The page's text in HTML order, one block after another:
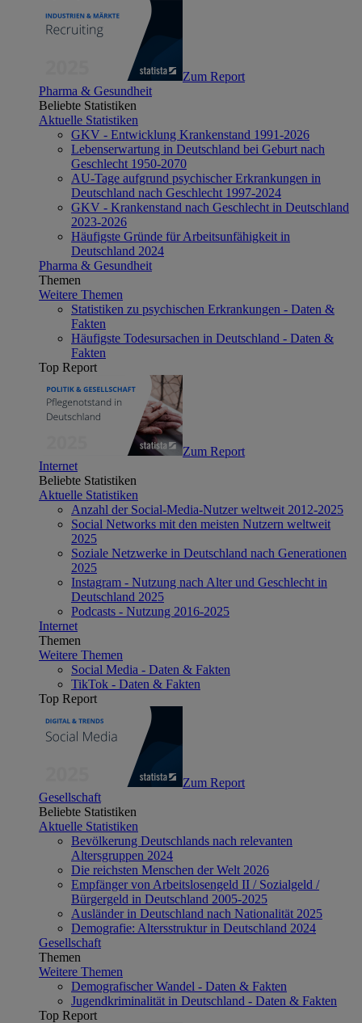
Zum Report
Pharma & Gesundheit
Beliebte Statistiken
Aktuelle Statistiken
GKV - Entwicklung Krankenstand 1991-2026
Lebenserwartung in Deutschland bei Geburt nach
Geschlecht 1950-2070
AU-Tage aufgrund psychischer Erkrankungen in
Deutschland nach Geschlecht 1997-2024
GKV - Krankenstand nach Geschlecht in Deutschland
2023-2026
Häufigste Gründe für Arbeitsunfähigkeit in
Deutschland 2024
Pharma & Gesundheit
Themen
Weitere Themen
Statistiken zu psychischen Erkrankungen - Daten &
Fakten
Häufigste Todesursachen in Deutschland - Daten &
Fakten
Top Report
Zum Report
Internet
Beliebte Statistiken
Aktuelle Statistiken
Anzahl der Social-Media-Nutzer weltweit 2012-2025
Social Networks mit den meisten Nutzern weltweit
2025
Soziale Netzwerke in Deutschland nach Generationen
2025
Instagram - Nutzung nach Alter und Geschlecht in
Deutschland 2025
Podcasts - Nutzung 2016-2025
Internet
Themen
Weitere Themen
Social Media - Daten & Fakten
TikTok - Daten & Fakten
Top Report
Zum Report
Gesellschaft
Beliebte Statistiken
Aktuelle Statistiken
Bevölkerung Deutschlands nach relevanten
Altersgruppen 2024
Die reichsten Menschen der Welt 2026
Empfänger von Arbeitslosengeld II / Sozialgeld /
Bürgergeld in Deutschland 2005-2025
Ausländer in Deutschland nach Nationalität 2025
Demografie: Altersstruktur in Deutschland 2024
Gesellschaft
Themen
Weitere Themen
Demografischer Wandel - Daten & Fakten
Jugendkriminalität in Deutschland - Daten & Fakten
Top Report